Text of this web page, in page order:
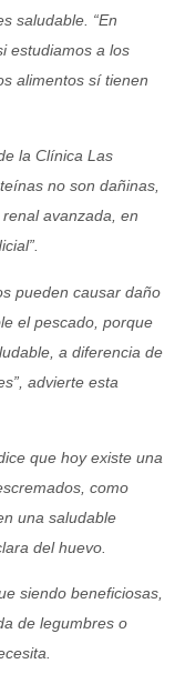
saludable. “En
estudiamos a los
alimentos sí tienen
la Clínica Las
no son dañinas,
avanzada, en
pueden causar daño
el pescado, porque
a diferencia de
advierte esta
que hoy existe una
como
una saludable
del huevo.
siendo beneficiosas,
de legumbres o